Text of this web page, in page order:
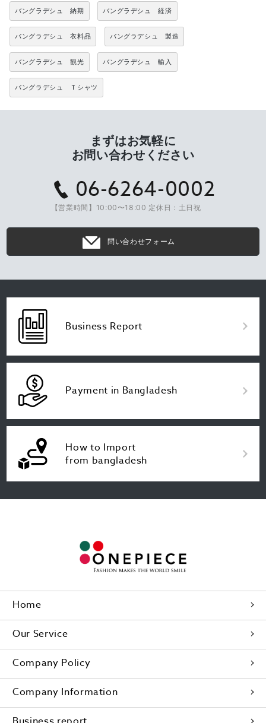
バングラデシュ 納期 バングラデシュ 経済
バングラデシュ 衣料品 バングラデシュ 製造
バングラデシュ 観光 バングラデシュ 輸入
バングラデシュ Ｔシャツ
まずはお気軽に
お問い合わせください
06-6264-0002
【営業時間】10:00〜18:00 定休日：土日祝
問い合わせフォーム
Business Report
Payment in Bangladesh
How to Import
from bangladesh
Home
Our Service
Company Policy
Company Information